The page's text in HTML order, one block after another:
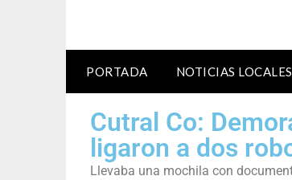
PORTADA NOTICIAS LOCALES
Cutral Co:
ligaron a dos
Llevaba una mochila con